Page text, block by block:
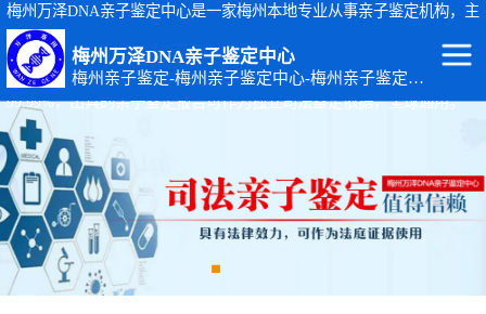
梅州万泽DNA亲子鉴定中心是一家梅州本地专业从事亲子鉴定机构，主
要从事：梅州司法亲子鉴定、梅州个人隐私亲子鉴定、梅州孕期胎儿亲
子鉴定等基因检测服务。梅州亲子鉴定地址：广东省梅州市梅江区黄塘
路14-4号。梅州万泽DNA亲子鉴定中心出具的亲子鉴定报告准确率达
99.99%，出具的亲子鉴定报告可作为独立司法鉴定依据，全球通用。
梅州万泽DNA亲子鉴定中心
梅州亲子鉴定-梅州亲子鉴定中心-梅州亲子鉴定机构
梅州DNA亲子鉴
定
梅州出生证补办
亲子鉴定
梅州个人隐私亲
子鉴定
梅州个体识别